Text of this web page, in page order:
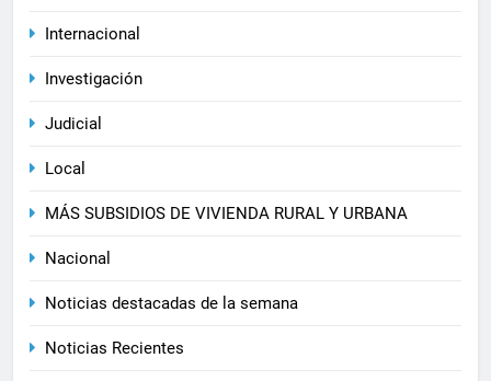
Internacional
Investigación
Judicial
Local
MÁS SUBSIDIOS DE VIVIENDA RURAL Y URBANA
Nacional
Noticias destacadas de la semana
Noticias Recientes